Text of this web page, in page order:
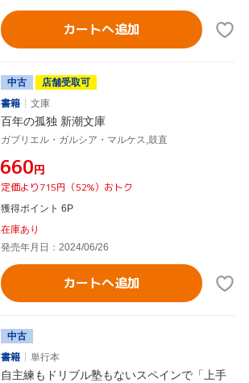
カートへ追加
中古
店舗受取可
書籍
文庫
百年の孤独 新潮文庫
ガブリエル・ガルシア・マルケス,鼓直
¥660円
定価より715円（52%）おトク
獲得ポイント 6P
在庫あり
発売年月日：2024/06/26
カートへ追加
中古
書籍
単行本
自主練もドリブル塾もないスペインで「上手